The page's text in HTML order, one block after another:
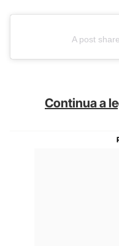
A post
Continua a